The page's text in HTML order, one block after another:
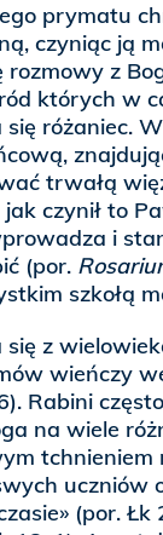
prymatu
czyniąc ją
z
których w
różaniec.
trwałą
czynił to
i
(por.
szkołą
z
wieńczy
Rabini
na wiele
tchnieniem
uczniów
(por. Łk